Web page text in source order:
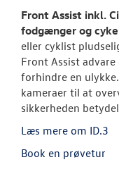
Front Assist inkl.
fodgænger og
eller cyklist
Front Assist
forhindre en
kameraer til at
sikkerheden
Læs mere om ID.3
Book en prøvetur